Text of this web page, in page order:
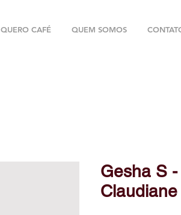
QUERO CAFÉ QUEM SOMOS
Gesha S
Claudiane